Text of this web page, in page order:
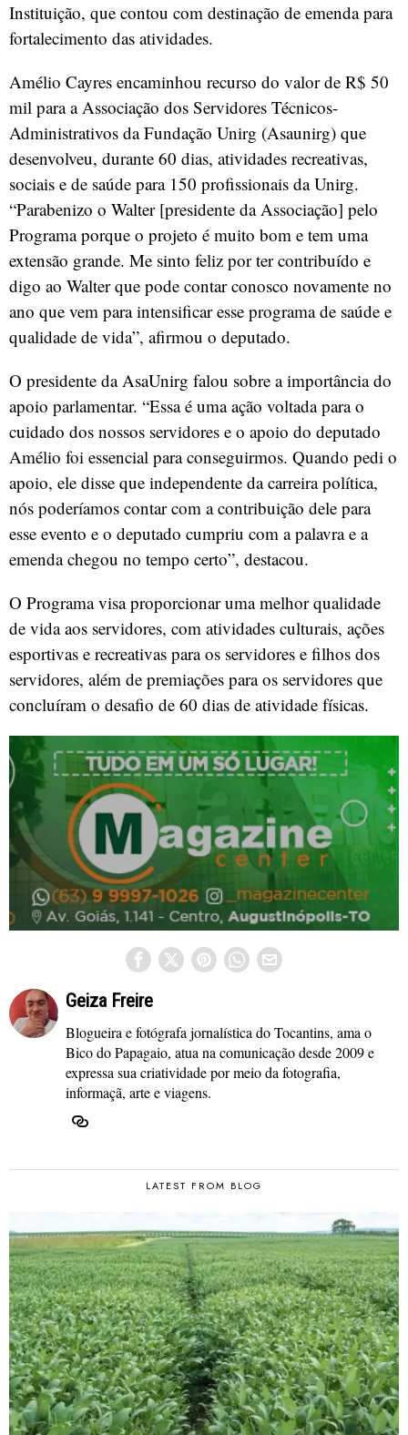
Instituição, que contou com destinação de emenda para
fortalecimento das atividades.
Amélio Cayres encaminhou recurso do valor de R$ 50
mil para a Associação dos Servidores Técnicos-
Administrativos da Fundação Unirg (Asaunirg) que
desenvolveu, durante 60 dias, atividades recreativas,
sociais e de saúde para 150 profissionais da Unirg.
“Parabenizo o Walter [presidente da Associação] pelo
Programa porque o projeto é muito bom e tem uma
extensão grande. Me sinto feliz por ter contribuído e
digo ao Walter que pode contar conosco novamente no
ano que vem para intensificar esse programa de saúde e
qualidade de vida”, afirmou o deputado.
O presidente da AsaUnirg falou sobre a importância do
apoio parlamentar. “Essa é uma ação voltada para o
cuidado dos nossos servidores e o apoio do deputado
Amélio foi essencial para conseguirmos. Quando pedi o
apoio, ele disse que independente da carreira política,
nós poderíamos contar com a contribuição dele para
esse evento e o deputado cumpriu com a palavra e a
emenda chegou no tempo certo”, destacou.
O Programa visa proporcionar uma melhor qualidade
de vida aos servidores, com atividades culturais, ações
esportivas e recreativas para os servidores e filhos dos
servidores, além de premiações para os servidores que
concluíram o desafio de 60 dias de atividade físicas.
Geiza Freire
Blogueira e fotógrafa jornalística do Tocantins, ama o
Bico do Papagaio, atua na comunicação desde 2009 e
expressa sua criatividade por meio da fotografia,
informaçã, arte e viagens.
LATEST FROM BLOG